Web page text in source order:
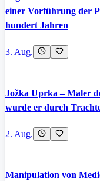
einer Vorführung der
hundert Jahren
3. Aug.
Jožka Uprka – Maler
wurde er durch
2. Aug.
Manipulation von